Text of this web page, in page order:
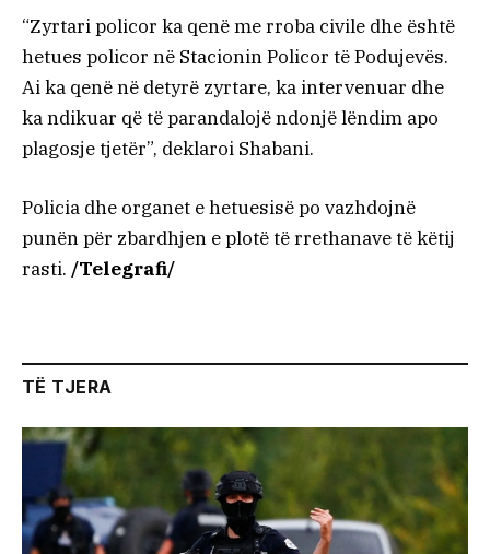
“Zyrtari policor ka qenë me rroba civile dhe është
hetues policor në Stacionin Policor të Podujevës.
Ai ka qenë në detyrë zyrtare, ka intervenuar dhe
ka ndikuar që të parandalojë ndonjë lëndim apo
plagosje tjetër”, deklaroi Shabani.
Policia dhe organet e hetuesisë po vazhdojnë
punën për zbardhjen e plotë të rrethanave të këtij
rasti. /Telegrafi/
TË TJERA